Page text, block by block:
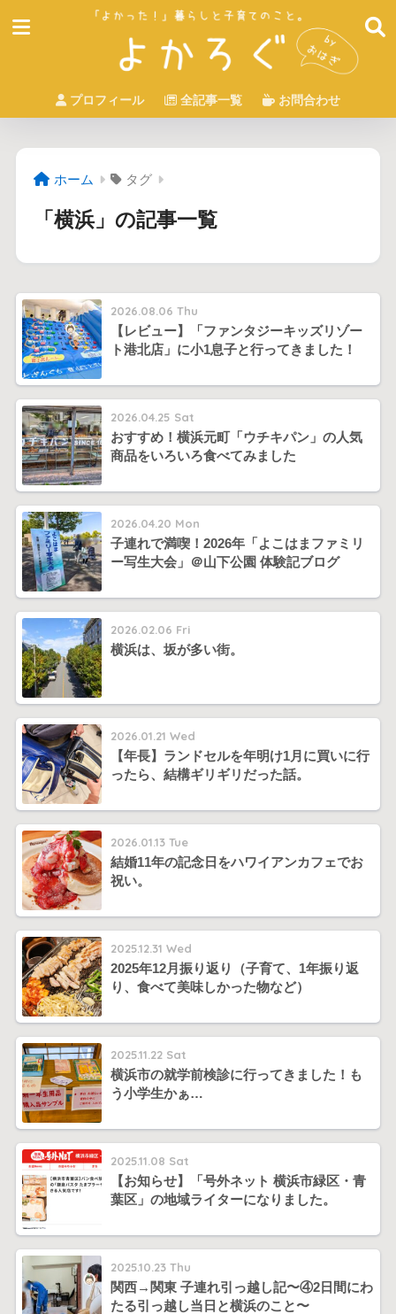
プロフィール 全記事一覧 お問合わせ
ホーム タグ
「横浜」の記事一覧
2026.08.06 Thu
【レビュー】「ファンタジーキッズリゾー
ト港北店」に小1息子と行ってきました！
2026.04.25 Sat
おすすめ！横浜元町「ウチキパン」の人気
商品をいろいろ食べてみました
2026.04.20 Mon
子連れで満喫！2026年「よこはまファミリ
ー写生大会」＠山下公園 体験記ブログ
2026.02.06 Fri
横浜は、坂が多い街。
2026.01.21 Wed
【年長】ランドセルを年明け1月に買いに行
ったら、結構ギリギリだった話。
2026.01.13 Tue
結婚11年の記念日をハワイアンカフェでお
祝い。
2025.12.31 Wed
2025年12月振り返り（子育て、1年振り返
り、食べて美味しかった物など）
2025.11.22 Sat
横浜市の就学前検診に行ってきました！も
う小学生かぁ…
2025.11.08 Sat
【お知らせ】「号外ネット 横浜市緑区・青
葉区」の地域ライターになりました。
2025.10.23 Thu
関西→関東 子連れ引っ越し記〜④2日間にわ
たる引っ越し当日と横浜のこと〜